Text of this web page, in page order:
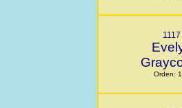
1117
Orden: